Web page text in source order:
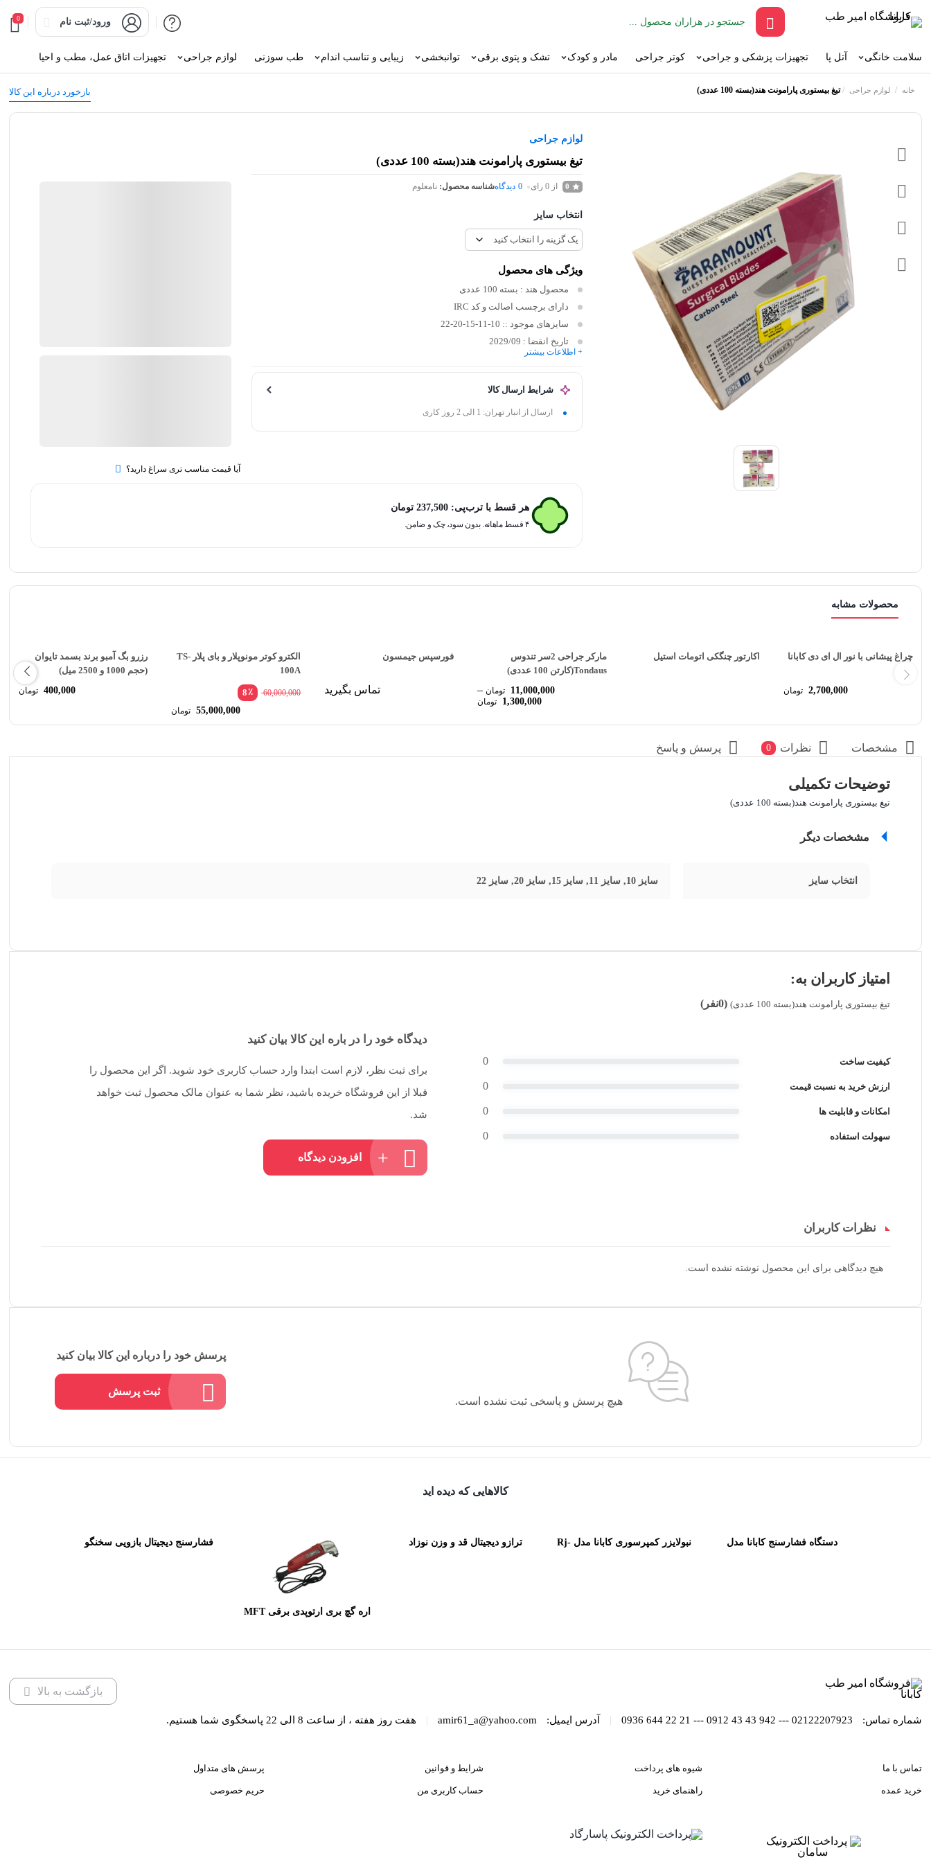
ورود/ثبت نام 0
سلامت خانگی آتل پا تجهیزات پزشکی و جراحی کوتر جراحی مادر و کودک تشک و پتوی برقی توانبخشی زیبایی و تناسب اندام طب سوزنی لوازم جراحی تجهیزات اتاق عمل، مطب و احیا
بازخورد درباره این کالا خانه / لوازم جراحی /تیغ بیستوری پارامونت هند(بسته 100 عددی)
لوازم جراحی
تیغ بیستوری پارامونت هند(بسته 100 عددی)
0 از 0 رای 0 دیدگاهشناسه محصول:نامعلوم
انتخاب سایز
ویژگی های محصول
محصول هند : بسته 100 عددی
دارای برچسب اصالت و کد IRC
سایزهای موجود :: 10-11-15-20-22
تاریخ انقضا : 2029/09
+ اطلاعات بیشتر
شرایط ارسال کالا
ارسال از انبار تهران: 1 الی 2 روز کاری
بیستوری
پارامونت
آیا قیمت مناسب تری سراغ دارید؟
هر قسط با ترب‌پی:237,500 تومان
۴ قسط ماهانه. بدون سود، چک و ضامن.
محصولات مشابه
چراغ پیشانی با نور ال ای دی کابانا
2,700,000 تومان
اکارتور چنگکی اتومات استیل
مارکر جراحی 2سر تندوس
Tondaus(کارتن 100 عددی)
11,000,000
تومان –
1,300,000 تومانPrice
1,300,000 تومان
فورسپس جیمسون
تماس بگیرید
الکترو کوتر مونوپلار و بای پلار TS-
100A
٪ 8 60,000,000
اصلی:
60,000,000 تومان
55,000,000 تومان
رزرو بگ آمبو برند بسمد تایوان
(حجم 1000 و 2500 میل)
400,000
تومان
مشخصات نظرات 0 پرسش و پاسخ
توضیحات تکمیلی
تیغ بیستوری پارامونت هند(بسته 100 عددی)
مشخصات دیگر
انتخاب سایز سایز 10, سایز 11, سایز 15, سایز 20, سایز 22
امتیاز کاربران به:
تیغ بیستوری پارامونت هند(بسته 100 عددی) (0نفر)
کیفیت ساخت 0
ارزش خرید به نسبت قیمت 0
امکانات و قابلیت ها 0
سهولت استفاده 0
دیدگاه خود را در باره این کالا بیان کنید
برای ثبت نظر، لازم است ابتدا وارد حساب کاربری خود شوید. اگر این محصول را
قبلا از این فروشگاه خریده باشید، نظر شما به عنوان مالک محصول ثبت خواهد
شد.
افزودن دیدگاه
نظرات کاربران
هیچ دیدگاهی برای این محصول نوشته نشده است.
هیچ پرسش و پاسخی ثبت نشده است.
پرسش خود را درباره این کالا بیان کنید
ثبت پرسش
کالاهایی که دیده اید
دستگاه فشارسنج کابانا مدل نبولایزر کمپرسوری کابانا مدل Rj- ترازو دیجیتال قد و وزن نوزاد
اره گچ بری ارتوپدی برقی MFT
فشارسنج دیجیتال بازویی سخنگو
بازگشت به بالا
شماره تماس: 02122207923 --- 942 43 43 0912 --- 21 22 644 0936
| آدرس ایمیل: amir61_a@yahoo.com
| هفت روز هفته ، از ساعت 8 الی 22 پاسخگوی شما هستیم.
تماس با ما
خرید عمده
شیوه های پرداخت
راهنمای خرید
شرایط و قوانین
حساب کاربری من
پرسش های متداول
حریم خصوصی